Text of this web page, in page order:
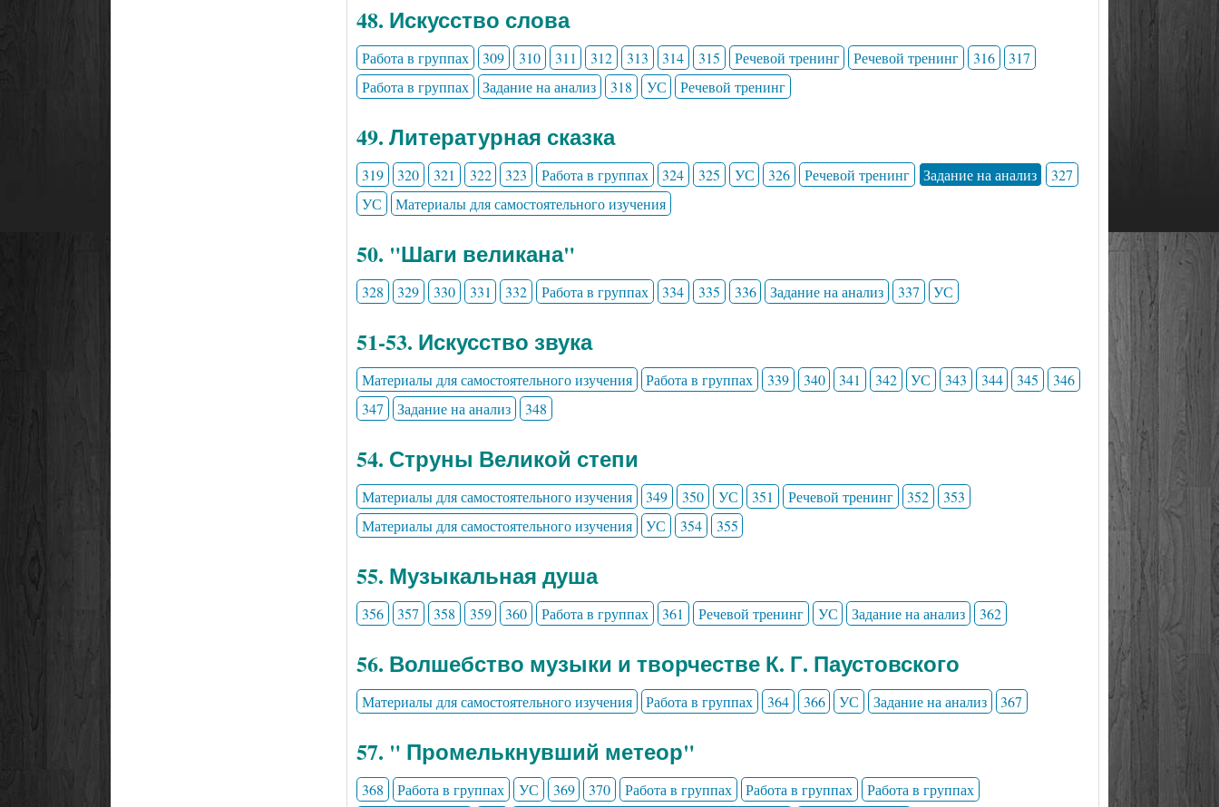
48. Искусство слова
Работа в группах 309 310 311 312 313 314 315 Речевой тренинг Речевой тренинг 316
317
Работа в группах
Задание на анализ 318 УС Речевой тренинг
49. Литературная сказка
319 320 321 322 323 Работа в группах 324 325 УС 326 Речевой тренинг Задание на анализ
327
УС
Материалы для самостоятельного изучения
50. "Шаги великана"
328 329 330 331 332 Работа в группах 334 335 336 Задание на анализ 337 УС
51-53. Искусство звука
Материалы для самостоятельного изучения Работа в группах 339 340 341 342 УС 343 344 345
346
347
Задание на анализ 348
54. Струны Великой степи
Материалы для самостоятельного изучения 349 350 УС 351 Речевой тренинг 352
353
Материалы для самостоятельного изучения
УС 354 355
55. Музыкальная душа
356 357 358 359 360 Работа в группах 361 Речевой тренинг УС Задание на анализ 362
56. Волшебство музыки и творчестве К. Г. Паустовского
Материалы для самостоятельного изучения Работа в группах 364 366 УС Задание на анализ 367
57. " Промелькнувший метеор"
368 Работа в группах УС 369 370 Работа в группах Работа в группах
Работа в группах